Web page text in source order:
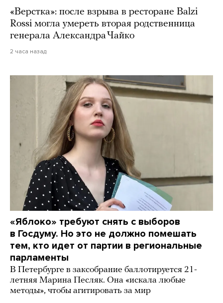
«Верстка»: после взрыва в ресторане Balzi
Rossi могла умереть вторая родственница
генерала Александра Чайко
2 часа назад
«Яблоко» требуют снять с выборов
в Госдуму. Но это не должно помешать
тем, кто идет от партии в региональные
парламенты
В Петербурге в заксобрание баллотируется 21-
летняя Марина Песляк. Она «искала любые
методы», чтобы агитировать за мир